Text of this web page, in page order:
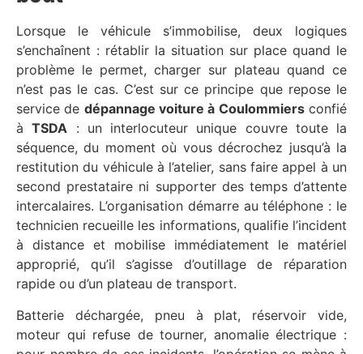
Lorsque le véhicule s’immobilise, deux logiques
s’enchaînent : rétablir la situation sur place quand le
problème le permet, charger sur plateau quand ce
n’est pas le cas. C’est sur ce principe que repose le
service de dépannage voiture à Coulommiersconfié
àTSDA : un interlocuteur unique couvre toute la
séquence, du moment où vous décrochez jusqu’à la
restitution du véhicule à l’atelier, sans faire appel à un
second prestataire ni supporter des temps d’attente
intercalaires. L’organisation démarre au téléphone : le
technicien recueille les informations, qualifie l’incident
à distance et mobilise immédiatement le matériel
approprié, qu’il s’agisse d’outillage de réparation
rapide ou d’un plateau de transport.
Batterie déchargée, pneu à plat, réservoir vide,
moteur qui refuse de tourner, anomalie électrique :